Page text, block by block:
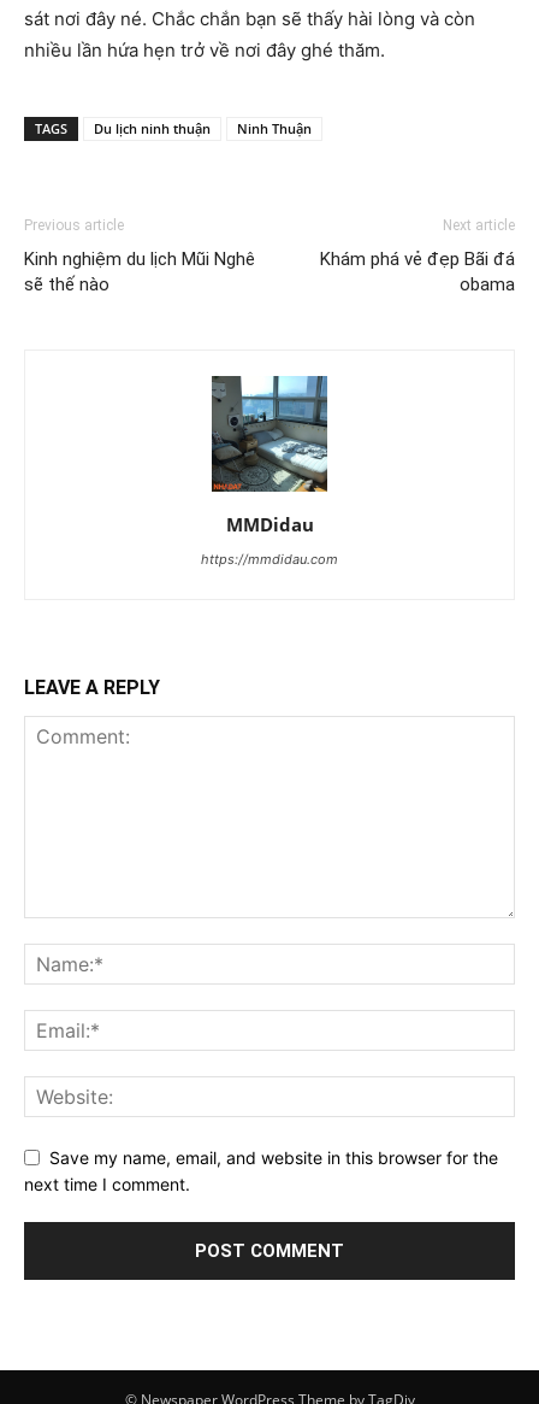
sát nơi đây né. Chắc chắn bạn sẽ thấy hài lòng và còn
nhiều lần hứa hẹn trở về nơi đây ghé thăm.
TAGS Du lịch ninh thuận Ninh Thuận
Previous article
Kinh nghiệm du lịch Mũi Nghê
sẽ thế nào
Next article
Khám phá vẻ đẹp Bãi đá
obama
MMDidau
https://mmdidau.com
LEAVE A REPLY
Save my name, email, and website in this browser for the
next time I comment.